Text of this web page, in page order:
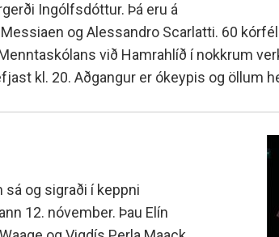
Ingólfsdóttur. Þá eru á
og Alessandro Scarlatti. 60
við Hamrahlíð í nokkrum
kl. 20. Aðgangur er ókeypis og öllum
og sigraði í keppni
12. nóvember. Þau Elín